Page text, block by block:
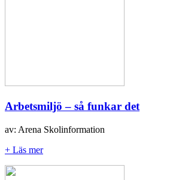
Arbetsmiljö – så funkar det
av: Arena Skolinformation
+ Läs mer